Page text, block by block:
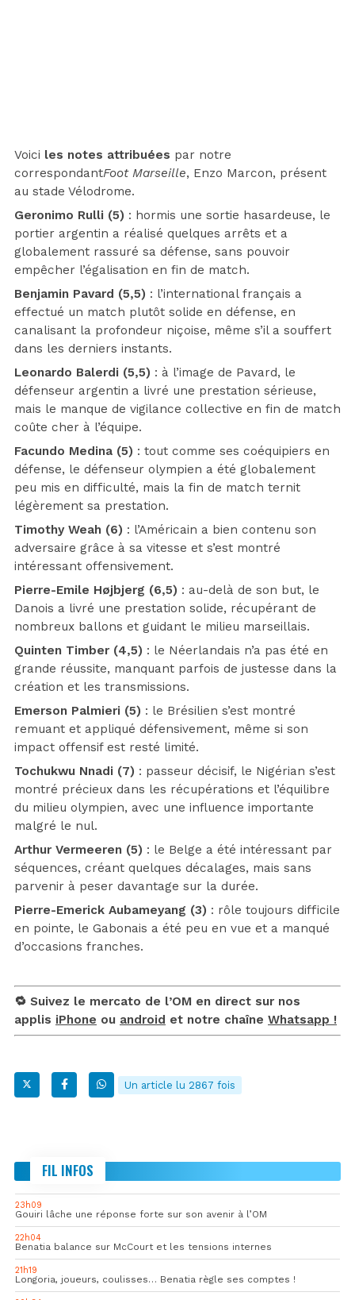
Voici les notes attribuées par notre
correspondantFoot Marseille, Enzo Marcon, présent
au stade Vélodrome.
Geronimo Rulli (5) : hormis une sortie hasardeuse, le
portier argentin a réalisé quelques arrêts et a
globalement rassuré sa défense, sans pouvoir
empêcher l’égalisation en fin de match.
Benjamin Pavard (5,5) : l’international français a
effectué un match plutôt solide en défense, en
canalisant la profondeur niçoise, même s’il a souffert
dans les derniers instants.
Leonardo Balerdi (5,5) : à l’image de Pavard, le
défenseur argentin a livré une prestation sérieuse,
mais le manque de vigilance collective en fin de match
coûte cher à l’équipe.
Facundo Medina (5) : tout comme ses coéquipiers en
défense, le défenseur olympien a été globalement
peu mis en difficulté, mais la fin de match ternit
légèrement sa prestation.
Timothy Weah (6) : l’Américain a bien contenu son
adversaire grâce à sa vitesse et s’est montré
intéressant offensivement.
Pierre-Emile Højbjerg (6,5) : au-delà de son but, le
Danois a livré une prestation solide, récupérant de
nombreux ballons et guidant le milieu marseillais.
Quinten Timber (4,5) : le Néerlandais n’a pas été en
grande réussite, manquant parfois de justesse dans la
création et les transmissions.
Emerson Palmieri (5) : le Brésilien s’est montré
remuant et appliqué défensivement, même si son
impact offensif est resté limité.
Tochukwu Nnadi (7) : passeur décisif, le Nigérian s’est
montré précieux dans les récupérations et l’équilibre
du milieu olympien, avec une influence importante
malgré le nul.
Arthur Vermeeren (5) : le Belge a été intéressant par
séquences, créant quelques décalages, mais sans
parvenir à peser davantage sur la durée.
Pierre-Emerick Aubameyang (3) : rôle toujours difficile
en pointe, le Gabonais a été peu en vue et a manqué
d’occasions franches.
🔁 Suivez le mercato de l’OM en direct sur nos
applis iPhone ou android et notre chaîne Whatsapp !
Un article lu 2867 fois
FIL INFOS
23h09
Gouiri lâche une réponse forte sur son avenir à l’OM
22h04
Benatia balance sur McCourt et les tensions internes
21h19
Longoria, joueurs, coulisses… Benatia règle ses comptes !